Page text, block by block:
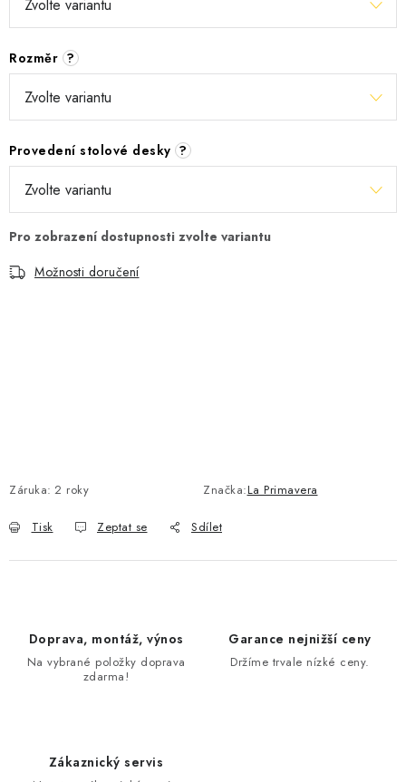
Rozměr ?
Provedení stolové desky ?
Možnosti doručení
Záruka: 2 roky Značka:La Primavera
Tisk Zeptat se Sdílet
Doprava, montáž, výnos
Na vybrané položky doprava
zdarma!
Garance nejnižší ceny
Držíme trvale nízké ceny.
Zákaznický servis